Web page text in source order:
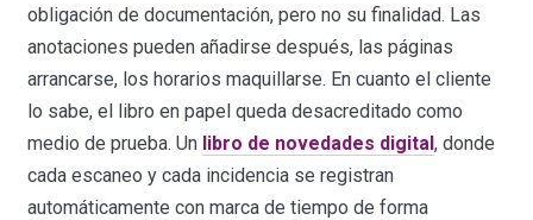
obligación de documentación, pero no su finalidad. Las
anotaciones pueden añadirse después, las páginas
arrancarse, los horarios maquillarse. En cuanto el cliente
lo sabe, el libro en papel queda desacreditado como
medio de prueba. Un libro de novedades digital, donde
cada escaneo y cada incidencia se registran
automáticamente con marca de tiempo de forma